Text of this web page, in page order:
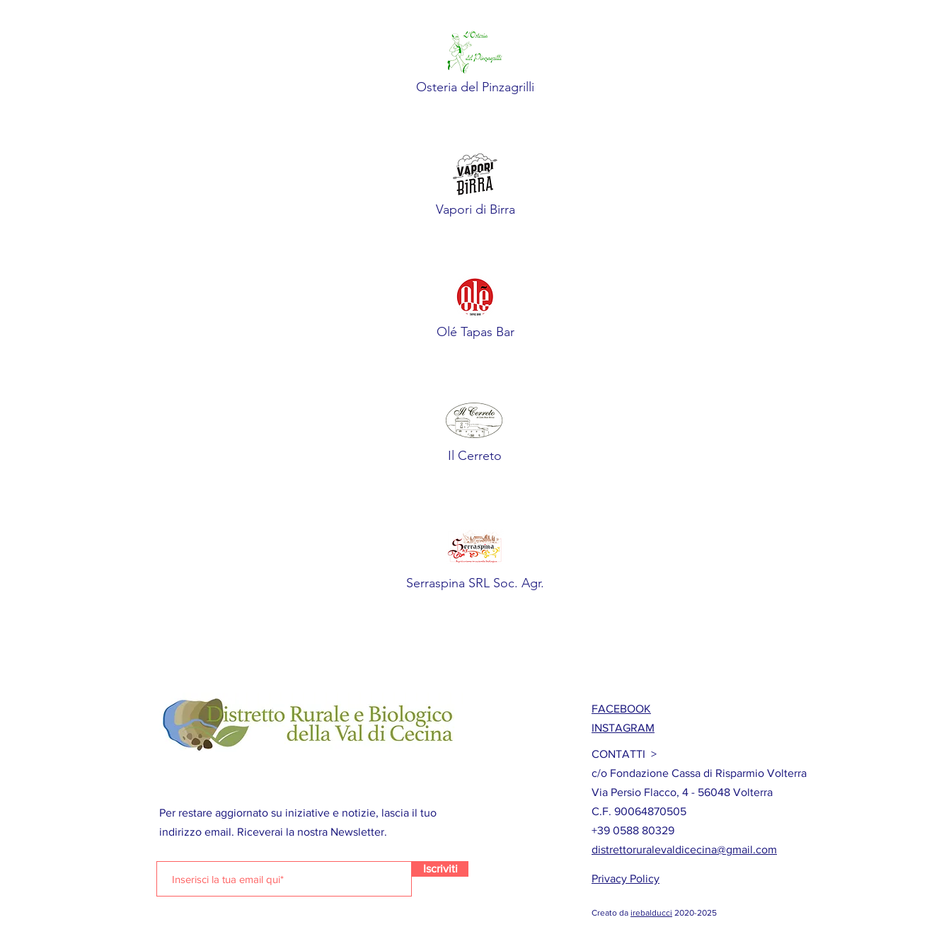
Osteria del Pinzagrilli
Vapori di Birra
Olé Tapas Bar
Il Cerreto
Serraspina SRL Soc. Agr.
Per restare aggiornato su iniziative e notizie, lascia il tuo
indirizzo email. Riceverai la nostra Newsletter.
Iscriviti
FACEBOOK
INSTAGRAM
CONTATTI >
c/o Fondazione Cassa di Risparmio Volterra
Via Persio Flacco, 4 - 56048 Volterra
C.F. 90064870505
+39 0588 80329
distrettoruralevaldicecina@gmail.com
Privacy Policy
Creato da irebalducci 2020-2025